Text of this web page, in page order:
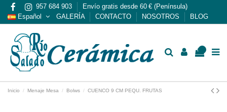
957 684 903
Envío gratis desde 60 € (Península)
Español
GALERÍA CONTACTO NOSOTROS BLOG
Inicio Menaje Mesa Bolws CUENCO 9 CM PEQU. FRUTAS